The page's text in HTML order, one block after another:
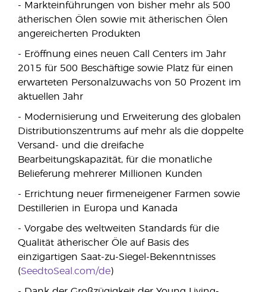
- Markteinführungen von bisher mehr als 500
ätherischen Ölen sowie mit ätherischen Ölen
angereicherten Produkten
- Eröffnung eines neuen Call Centers im Jahr
2015 für 500 Beschäftige sowie Platz für einen
erwarteten Personalzuwachs von 50 Prozent im
aktuellen Jahr
- Modernisierung und Erweiterung des globalen
Distributionszentrums auf mehr als die doppelte
Versand- und die dreifache
Bearbeitungskapazität, für die monatliche
Belieferung mehrerer Millionen Kunden
- Errichtung neuer firmeneigener Farmen sowie
Destillerien in Europa und Kanada
- Vorgabe des weltweiten Standards für die
Qualität ätherischer Öle auf Basis des
einzigartigen Saat-zu-Siegel-Bekenntnisses
(SeedtoSeal.com/de)